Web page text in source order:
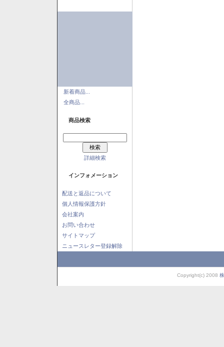
新着商品...
全商品...
商品検索
詳細検索
インフォメーション
配送と返品について
個人情報保護方針
会社案内
お問い合わせ
サイトマップ
ニュースレター登録解除
Copyright(c) 2008